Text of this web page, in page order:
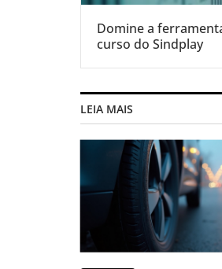
Domine a
curso do Sindplay
LEIA MAIS